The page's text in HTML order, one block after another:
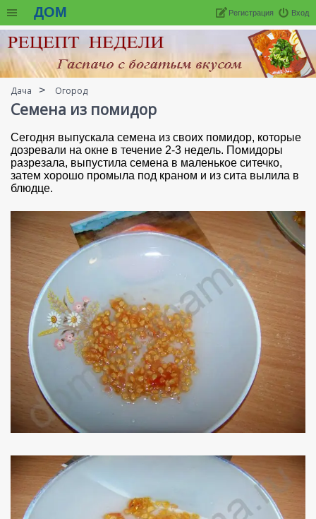
ДОМ Вход
Регистрация
Дача Огород
Семена из помидор
Сегодня выпускала семена из своих помидор, которые
дозревали на окне в течение 2-3 недель. Помидоры
разрезала, выпустила семена в маленькое ситечко,
затем хорошо промыла под краном и из сита вылила в
блюдце.